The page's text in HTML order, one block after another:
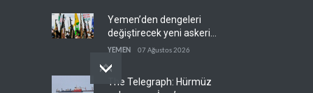
Yemen’den dengeleri
değiştirecek yeni askeri
denklem
YEMEN 07 Ağustos 2026
The Telegraph: Hürmüz